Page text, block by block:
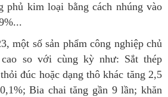
phủ kim loại bằng cách nhúng vào
một số sản phẩm công nghiệp chủ
so với cùng kỳ như: Sắt thép
đúc hoặc dạng thô khác tăng 2,5
Bia chai tăng gần 9 lần; khăn